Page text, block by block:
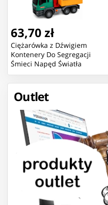
63,70 zł
Ciężarówka z Dźwigiem
Kontenery Do Segregacji
Śmieci Napęd Światła
Dźwięk
Outlet